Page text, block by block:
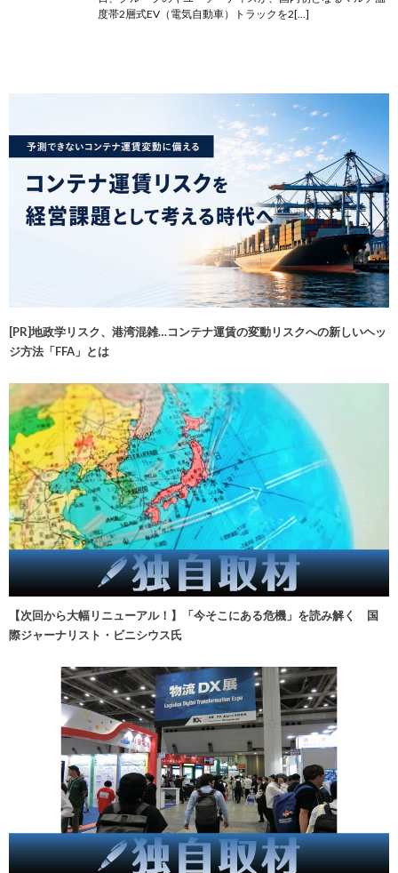
度帯2層式EV（電気自動車）トラックを2[…]
[PR]地政学リスク、港湾混雑…コンテナ運賃の変動リスクへの新しいヘッ
ジ方法「FFA」とは
【次回から大幅リニューアル！】「今そこにある危機」を読み解く 国
際ジャーナリスト・ビニシウス氏